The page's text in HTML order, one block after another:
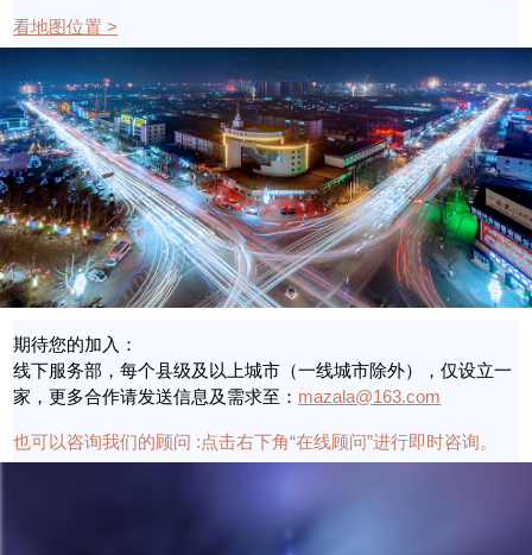
看地图位置 >
期待您的加入：
线下服务部，每个县级及以上城市（一线城市除外），仅设立一
家，更多合作请发送信息及需求至： mazala@163.com
也可以咨询我们的顾问 :点击右下角“在线顾问”进行即时咨询。